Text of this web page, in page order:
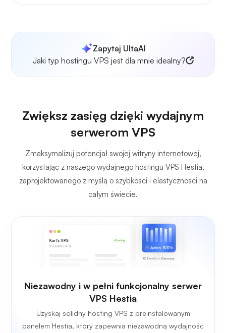
Zapytaj UltaAI
Jaki typ hostingu VPS jest dla mnie idealny?
Zwiększ zasięg dzięki wydajnym
serwerom VPS
Zmaksymalizuj potencjał swojej witryny internetowej,
korzystając z naszego wydajnego hostingu VPS Hestia,
zaprojektowanego z myślą o szybkości i elastyczności na
całym świecie.
Niezawodny i w pełni funkcjonalny serwer
VPS Hestia
Uzyskaj solidny hosting VPS z preinstalowanym
panelem Hestia, który zapewnia niezawodną wydajność